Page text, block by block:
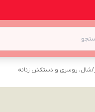
/شال، روسری و دستکش زنانه